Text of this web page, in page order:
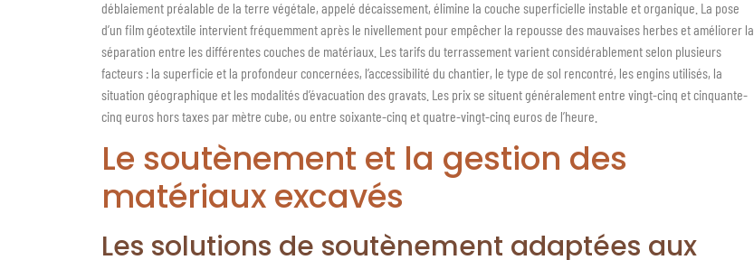
déblaiement préalable de la terre végétale, appelé décaissement, élimine la couche superficielle instable et organique. La pose
d’un film géotextile intervient fréquemment après le nivellement pour empêcher la repousse des mauvaises herbes et améliorer la
séparation entre les différentes couches de matériaux. Les tarifs du terrassement varient considérablement selon plusieurs
facteurs : la superficie et la profondeur concernées, l’accessibilité du chantier, le type de sol rencontré, les engins utilisés, la
situation géographique et les modalités d’évacuation des gravats. Les prix se situent généralement entre vingt-cinq et cinquante-
cinq euros hors taxes par mètre cube, ou entre soixante-cinq et quatre-vingt-cinq euros de l’heure.
Le soutènement et la gestion des
matériaux excavés
Les solutions de soutènement adaptées aux